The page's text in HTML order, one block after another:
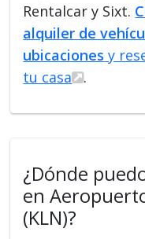
Rentalcar y Sixt.
alquiler de
ubicaciones y
tu casa
.
¿Dónde
en
(KLN)?